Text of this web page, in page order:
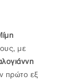
με
πρώτο εξ